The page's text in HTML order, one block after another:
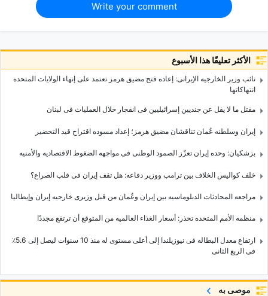
Write your comment
الأكثر تعليقًا هذا الأسبوع
نائب وزیر الخارجیه الإیرانی: إعاده فتح مضیق هرمز تعتمد على إنهاء الولایات المتحده
انتهاکاتها
مقتل ما لا یقل عن جندیین إسرائیلیین فی انفجار خلال العملیات فی لبنان
إیران وسلطنه عُمان تناقشان مضیق هرمز؛ إعداد مسوده اقتراح قید التحضیر
بزشکیان: وحده إیران تعزّز الصمود الوطنی فی مواجهه الضغوط الاقتصادیه والأمنیه
خلف کوالیس الخلاف بین ترامب ووزیر دفاعه: هل تقف إیران فی قلب الصراع؟
مراجعه المحادثات الدبلوماسیه بین إیران وعُمان من قبل وزیری خارجیه إیران وإیطالیا
منظمه الأمم المتحده تحذر: أسعار الغذاء العالمیه من المتوقع أن ترتفع مجددًا
ارتفاع معدل البطاله فی نیوزیلندا إلى أعلى مستوى له منذ 10 سنوات لیصل إلى 5.6٪
فی الربع الثانی
موصى به